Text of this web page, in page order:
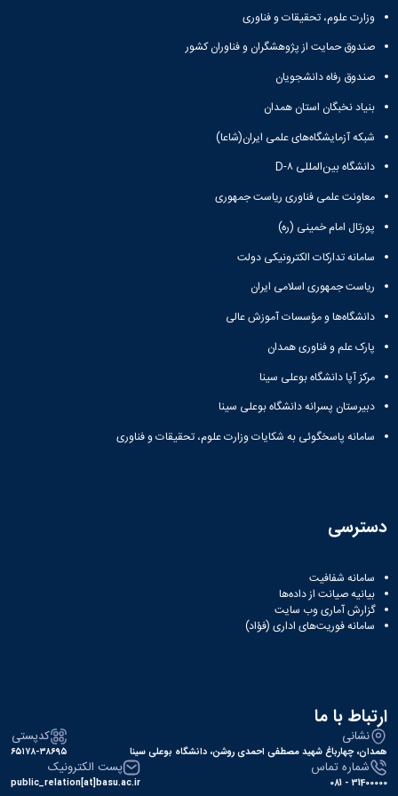
آموزشی
و
تکمیلی
معاونت
دانشجویی
معاونت
و
فناوری
فرهنگی
و
اجتماعی
نهاد
مقام
معظم
رهبری
تماس
دانشگاه
انسانی
هنر
و
معماری
دامپزشکی
علوم
علوم
اقتصادی
اجتماعی
های
اقماری
وزارت علوم، تحقیقات و فناوری
صندوق حمایت از پژوهشگران و فناوران کشور
صندوق رفاه دانشجویان
بنیاد نخبگان استان همدان
شبکه آزمایشگاه‌های علمی ایران(شاعا)
دانشگاه بین‌المللی D-۸
معاونت علمی فناوری ریاست جمهوری
پورتال امام خمینی (ره)
سامانه تدارکات الکترونیکی دولت
ریاست جمهوری اسلامی ایران
دانشگاه‌ها و مؤسسات آموزش عالی
پارک علم و فناوری همدان
مرکز آپا دانشگاه بوعلی سینا
دبیرستان پسرانه دانشگاه بوعلی سینا
سامانه پاسخگوئی به شکایات وزارت علوم، تحقیقات و فناوری
دسترسی
سامانه شفافیت
بیانیه صیانت از داده‌ها
گزارش آماری وب‌ سایت
سامانه فوریت‌های اداری (فؤاد)
ارتباط با ما
نشانی
همدان، چهارباغ شهید مصطفی احمدی روشن، دانشگاه بوعلی سینا
کدپستی
۶۵۱۷۸-۳۸۶۹۵
شماره تماس
31400000 - 081
پست الکترونیک
public_relation[at]basu.ac.ir